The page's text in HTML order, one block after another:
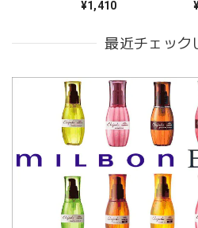
¥1,410
最近チェック